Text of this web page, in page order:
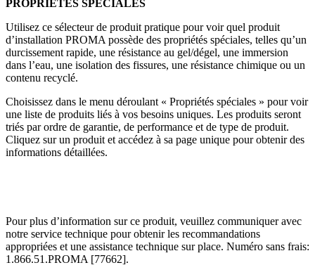
PROPRIÉTÉS SPÉCIALES
Utilisez ce sélecteur de produit pratique pour voir quel produit
d’installation PROMA possède des propriétés spéciales, telles qu’un
durcissement rapide, une résistance au gel/dégel, une immersion
dans l’eau, une isolation des fissures, une résistance chimique ou un
contenu recyclé.
Choisissez dans le menu déroulant « Propriétés spéciales » pour voir
une liste de produits liés à vos besoins uniques. Les produits seront
triés par ordre de garantie, de performance et de type de produit.
Cliquez sur un produit et accédez à sa page unique pour obtenir des
informations détaillées.
Pour plus d’information sur ce produit, veuillez communiquer avec
notre service technique pour obtenir les recommandations
appropriées et une assistance technique sur place. Numéro sans frais:
1.866.51.PROMA [77662].